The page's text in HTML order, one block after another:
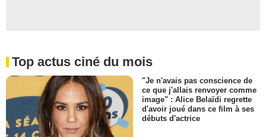
Top actus ciné du mois
"Je n'avais pas conscience de
ce que j'allais renvoyer comme
image" : Alice Belaïdi regrette
d'avoir joué dans ce film à ses
débuts d'actrice